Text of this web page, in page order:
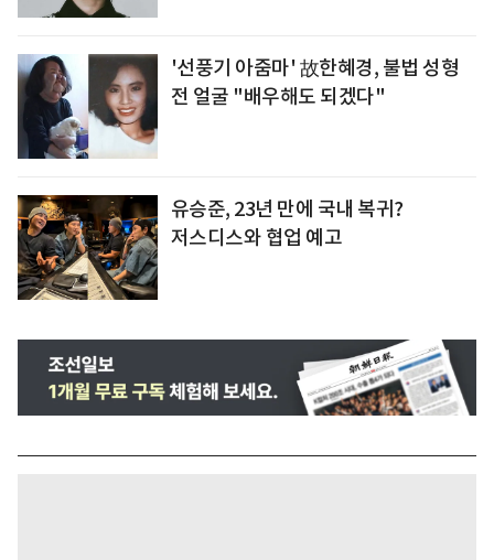
'선풍기 아줌마' 故한혜경, 불법 성형
전 얼굴 "배우해도 되겠다"
유승준, 23년 만에 국내 복귀?
저스디스와 협업 예고